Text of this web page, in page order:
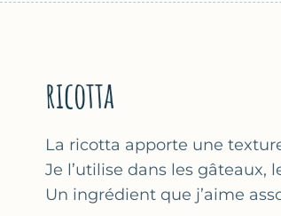
ricotta
La ricotta apporte une
Je l’utilise dans les gâteaux,
Un ingrédient que j’aime